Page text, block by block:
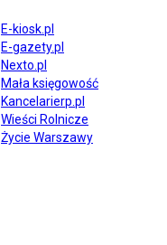
E-kiosk.pl
E-gazety.pl
Nexto.pl
Mała księgowość
Kancelarierp.pl
Wieści Rolnicze
Życie Warszawy